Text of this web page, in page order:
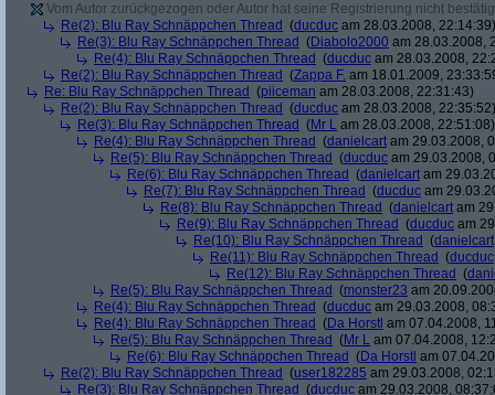
Vom Autor zurückgezogen oder Autor hat seine Registrierung nicht
Re(2): Blu Ray Schnäppchen Thread (ducduc am 28.03.2008, 22:14:39)
Re(3): Blu Ray Schnäppchen Thread (Diabolo2000 am 28.03.2008,
Re(4): Blu Ray Schnäppchen Thread (ducduc am 28.03.2008,
Re(2): Blu Ray Schnäppchen Thread (Zappa F. am 18.01.2009,
Re: Blu Ray Schnäppchen Thread (piiceman am 28.03.2008, 22:31:43)
Re(2): Blu Ray Schnäppchen Thread (ducduc am 28.03.2008, 22:35:52)
Re(3): Blu Ray Schnäppchen Thread (Mr L am 28.03.2008, 22:51:08)
Re(4): Blu Ray Schnäppchen Thread (danielcart am 29.03.2008,
Re(5): Blu Ray Schnäppchen Thread (ducduc am 29.03.2008,
Re(6): Blu Ray Schnäppchen Thread (danielcart am
Re(7): Blu Ray Schnäppchen Thread (ducduc am
Re(8): Blu Ray Schnäppchen Thread (danielcart am
Re(9): Blu Ray Schnäppchen Thread (ducduc am
Re(10): Blu Ray Schnäppchen Thread (danielcart
Re(11): Blu Ray Schnäppchen Thread (ducduc
Re(12): Blu Ray Schnäppchen Thread (
Re(5): Blu Ray Schnäppchen Thread (monster23 am
Re(4): Blu Ray Schnäppchen Thread (ducduc am 29.03.2008,
Re(4): Blu Ray Schnäppchen Thread (Da Horstl am 07.04.2008,
Re(5): Blu Ray Schnäppchen Thread (Mr L am 07.04.2008,
Re(6): Blu Ray Schnäppchen Thread (Da Horstl am
Re(2): Blu Ray Schnäppchen Thread (user182285 am 29.03.2008,
Re(3): Blu Ray Schnäppchen Thread (ducduc am 29.03.2008,